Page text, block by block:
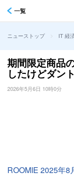
一覧
ニューストップ > IT 経
期間限定商品
したけどダン
2026年5月6日 10時0分
ROOMIE 2025年8